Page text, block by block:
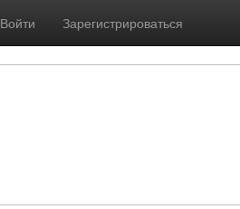
Войти Зарегистрироваться